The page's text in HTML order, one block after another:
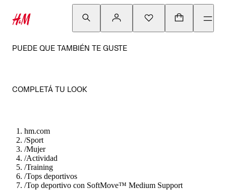
PUEDE QUE TAMBIÉN TE GUSTE
COMPLETÁ TU LOOK
hm.com
/Sport
/Mujer
/Actividad
/Training
/Tops deportivos
/Top deportivo con SoftMove™ Medium Support